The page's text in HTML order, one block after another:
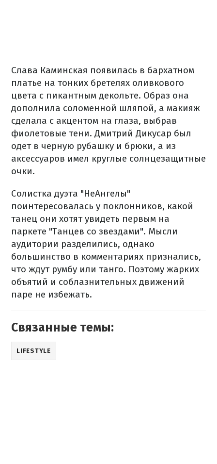
Слава Каминская появилась в бархатном
платье на тонких бретелях оливкового
цвета с пикантным декольте. Образ она
дополнила соломенной шляпой, а макияж
сделала с акцентом на глаза, выбрав
фиолетовые тени. Дмитрий Дикусар был
одет в черную рубашку и брюки, а из
аксессуаров имел круглые солнцезащитные
очки.
Солистка дуэта "НеАнгелы"
поинтересовалась у поклонников, какой
танец они хотят увидеть первым на
паркете "Танцев со звездами". Мысли
аудитории разделились, однако
большинство в комментариях признались,
что ждут румбу или танго. Поэтому жарких
объятий и соблазнительных движений
паре не избежать.
Связанные темы:
LIFESTYLE